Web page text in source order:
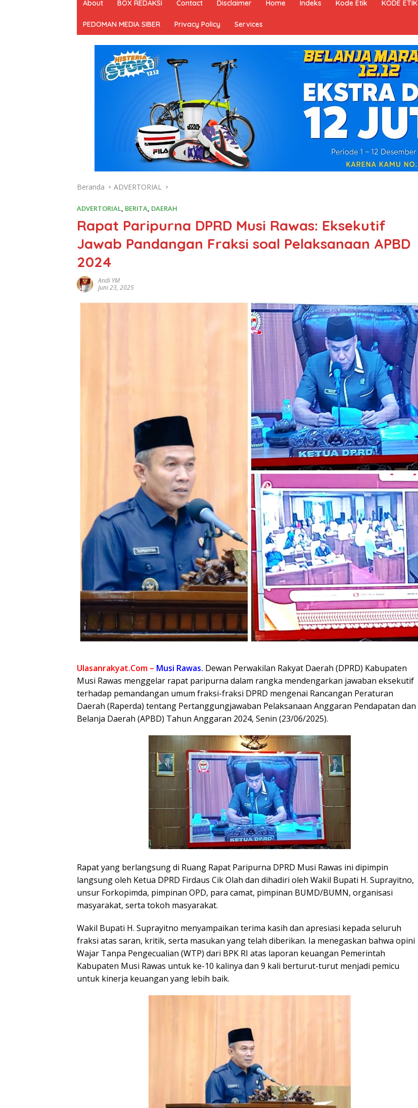
About BOX REDAKSI Contact Disclaimer Home Indeks Kode Etik KODE ETIK
PEDOMAN MEDIA SIBER Privacy Policy Services
Beranda ADVERTORIAL
ADVERTORIAL, BERITA, DAERAH
Rapat Paripurna DPRD Musi Rawas: Eksekutif
Jawab Pandangan Fraksi soal Pelaksanaan APBD
2024
Andi YM
Juni 23, 2025
Ulasanrakyat.Com – Musi Rawas. Dewan Perwakilan Rakyat Daerah (DPRD) Kabupaten
Musi Rawas menggelar rapat paripurna dalam rangka mendengarkan jawaban eksekutif
terhadap pemandangan umum fraksi-fraksi DPRD mengenai Rancangan Peraturan
Daerah (Raperda) tentang Pertanggungjawaban Pelaksanaan Anggaran Pendapatan dan
Belanja Daerah (APBD) Tahun Anggaran 2024, Senin (23/06/2025).
Rapat yang berlangsung di Ruang Rapat Paripurna DPRD Musi Rawas ini dipimpin
langsung oleh Ketua DPRD Firdaus Cik Olah dan dihadiri oleh Wakil Bupati H. Suprayitno,
unsur Forkopimda, pimpinan OPD, para camat, pimpinan BUMD/BUMN, organisasi
masyarakat, serta tokoh masyarakat.
Wakil Bupati H. Suprayitno menyampaikan terima kasih dan apresiasi kepada seluruh
fraksi atas saran, kritik, serta masukan yang telah diberikan. Ia menegaskan bahwa opini
Wajar Tanpa Pengecualian (WTP) dari BPK RI atas laporan keuangan Pemerintah
Kabupaten Musi Rawas untuk ke-10 kalinya dan 9 kali berturut-turut menjadi pemicu
untuk kinerja keuangan yang lebih baik.